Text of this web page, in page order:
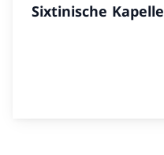
Sixtinische Kapelle